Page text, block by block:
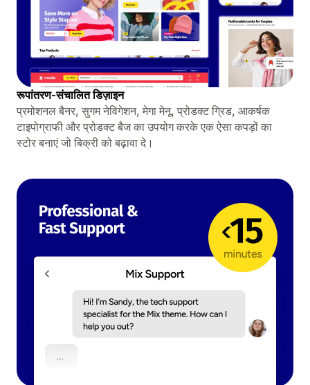
रूपांतरण-संचालित डिज़ाइन
प्रमोशनल बैनर, सुगम नेविगेशन, मेगा मेनू, प्रोडक्ट ग्रिड, आकर्षक
टाइपोग्राफी और प्रोडक्ट बैज का उपयोग करके एक ऐसा कपड़ों का
स्टोर बनाएं जो बिक्री को बढ़ावा दे।